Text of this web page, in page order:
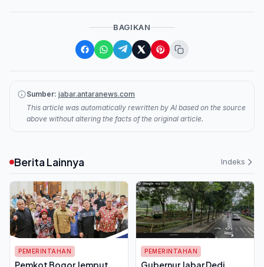
BAGIKAN
Sumber: jabar.antaranews.com
This article was automatically rewritten by AI based on the source
above without altering the facts of the original article.
Berita Lainnya Indeks
PEMERINTAHAN
Pemkot Bogor Jemput
PEMERINTAHAN
Gubernur Jabar Dedi